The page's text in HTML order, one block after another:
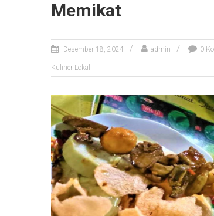
Memikat
Desember 18, 2024 admin 0
Kuliner Lokal